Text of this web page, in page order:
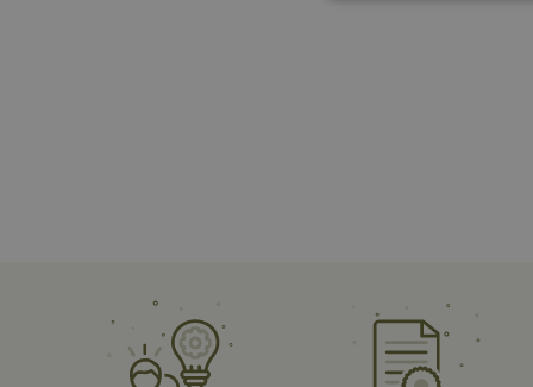
shipping_country
CookieScriptConsent